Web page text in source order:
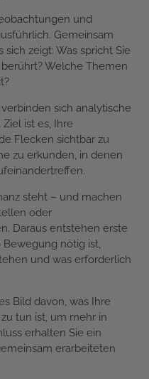
und
Gemeinsam
zeigt: Was spricht Sie
Welche Themen
sich analytische
ist es, Ihre
Flecken sichtbar zu
zu erkunden, in denen
steht – und machen
oder
Daraus entstehen erste
nötig ist,
und was erforderlich
Bild davon, was Ihre
tun ist, um mehr in
erhalten Sie ein
erarbeiteten